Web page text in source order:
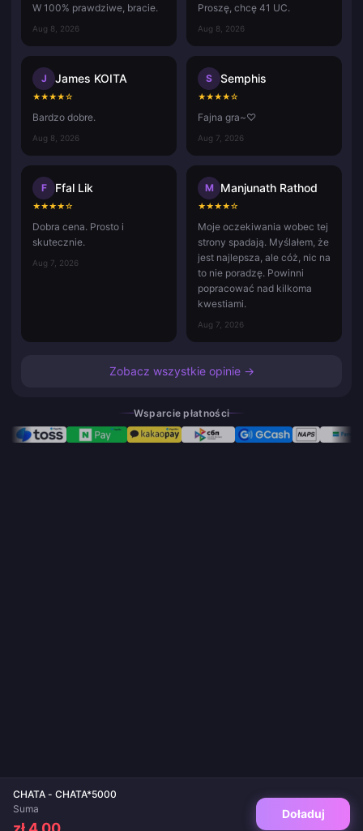
CHATA - CHATA*5000
Suma
Doładuj
W 100% prawdziwe, bracie.
Aug 8, 2026
Proszę, chcę 41 UC.
Aug 8, 2026
J James KOITA
★★★★☆
Bardzo dobre.
Aug 8, 2026
S Semphis
★★★★☆
Fajna gra~♡
Aug 7, 2026
F Ffal Lik
★★★★☆
Dobra cena. Prosto i
skutecznie.
Aug 7, 2026
M Manjunath Rathod
★★★★☆
Moje oczekiwania wobec tej
strony spadają. Myślałem, że
jest najlepsza, ale cóż, nic na
to nie poradzę. Powinni
popracować nad kilkoma
kwestiami.
Aug 7, 2026
Zobacz wszystkie opinie →
Wsparcie płatności